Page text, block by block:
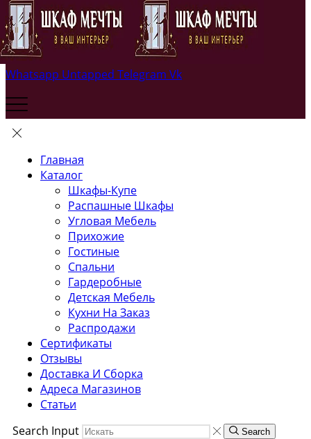
Whatsapp Untapped Telegram Vk
Главная
Каталог
Шкафы-Купе
Распашные Шкафы
Угловая Мебель
Прихожие
Гостиные
Спальни
Гардеробные
Детская Мебель
Кухни На Заказ
Распродажи
Сертификаты
Отзывы
Доставка И Сборка
Адреса Магазинов
Статьи
Search Input
Search